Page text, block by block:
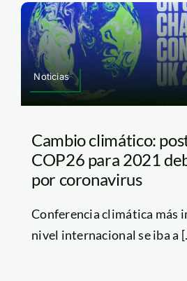
Noticias
Cambio climático:
COP26 para 2021
por coronavirus
Conferencia climática más
nivel internacional se iba a